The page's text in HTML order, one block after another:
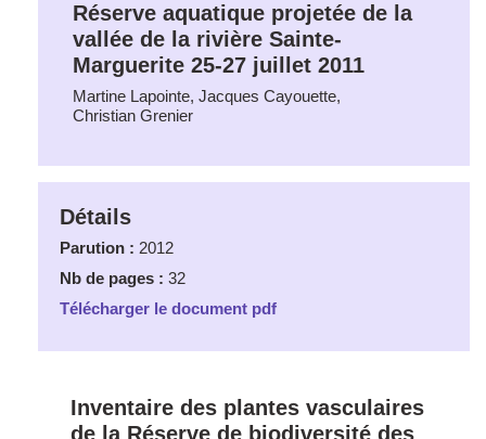
Réserve aquatique projetée de la
vallée de la rivière Sainte-
Marguerite 25-27 juillet 2011
Martine Lapointe, Jacques Cayouette,
Christian Grenier
Détails
Parution : 2012
Nb de pages : 32
Télécharger le document pdf
Inventaire des plantes vasculaires
de la Réserve de biodiversité des